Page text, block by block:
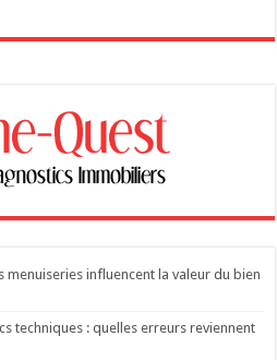
influencent la valeur du bien
techniques : quelles erreurs reviennent